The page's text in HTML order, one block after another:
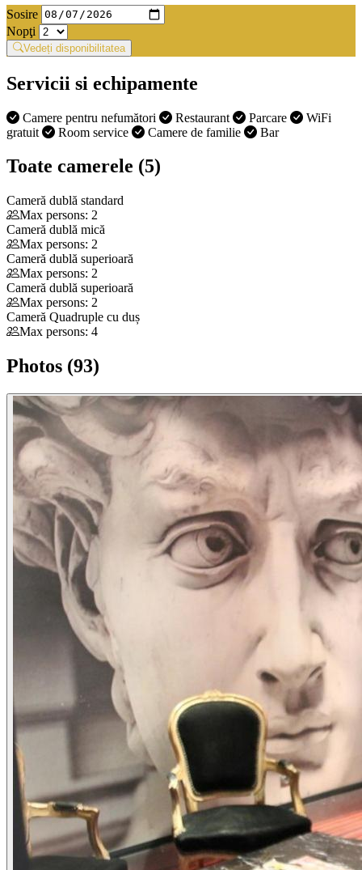
Sosire
Nopţi
Vedeți disponibilitatea
Servicii si echipamente
Camere pentru nefumători Restaurant Parcare
WiFi
gratuit
Room service Camere de familie Bar
Toate camerele (5)
Cameră dublă standard
Max persons: 2
Cameră dublă mică
Max persons: 2
Cameră dublă superioară
Max persons: 2
Cameră dublă superioară
Max persons: 2
Cameră Quadruple cu duș
Max persons: 4
Photos (93)